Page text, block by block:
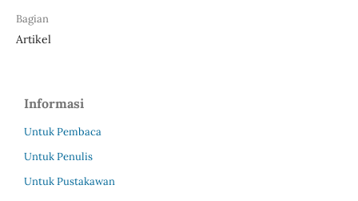
Bagian
Artikel
Informasi
Untuk Pembaca
Untuk Penulis
Untuk Pustakawan